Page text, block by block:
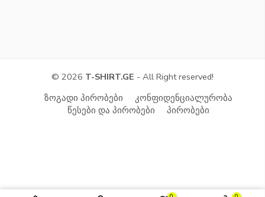
© 2026 T-SHIRT.GE - All Right reserved!
ზოგადი პირობები
კონფიდენციალურობა
წესები და პირობები
პირობები